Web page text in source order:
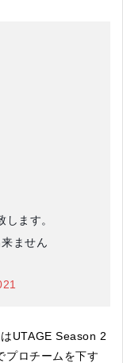
ます。
ません
UTAGE Season 2
プロチームを下す